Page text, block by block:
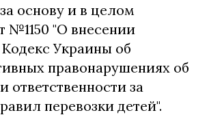
за основу и в целом
№1150 "О внесении
Украины об
правонарушениях об
ответственности за
перевозки детей".